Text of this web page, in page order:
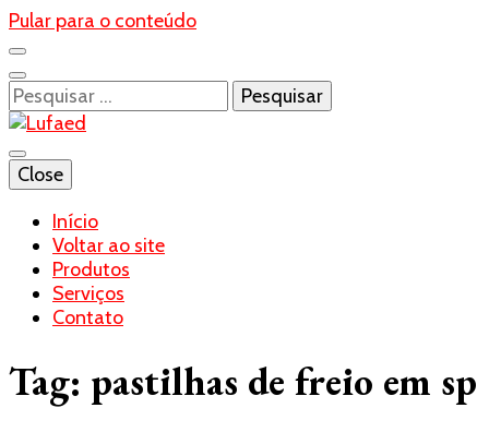
Pular para o conteúdo
Pesquisar
por:
Lufaed
Blog- Lufaed
Close
Início
Voltar ao site
Produtos
Serviços
Contato
Tag: pastilhas de freio em sp